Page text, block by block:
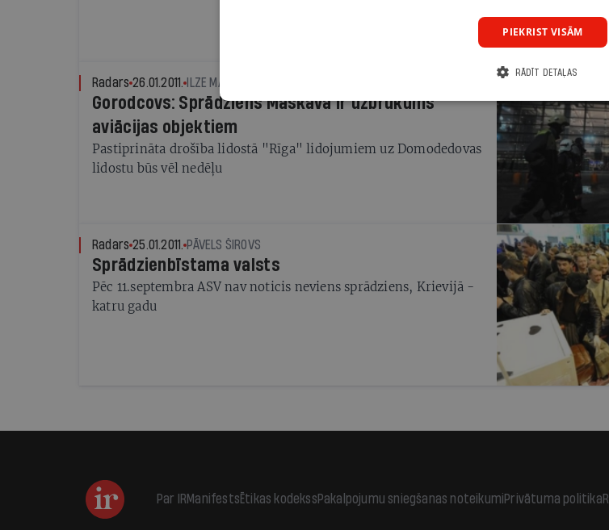
Radars 26.01.2011. ILZE MALAŠEVSKA
Gorodcovs: Sprādziens Maskavā ir uzbrukums
aviācijas objektiem
Pastiprināta drošība lidostā "Rīga" lidojumiem uz Domodedovas
lidostu būs vēl nedēļu
Radars 25.01.2011. PĀVELS ŠIROVS
Sprādzienbīstama valsts
Pēc 11.septembra ASV nav noticis neviens sprādziens, Krievijā -
katru gadu
Par IRManifestsĒtikas kodekssPakalpojumu sniegšanas noteikumiPrivātuma politika
PIEKRIST VISĀM
RĀDĪT DETAĻAS